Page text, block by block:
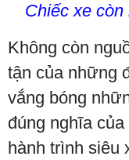
Chiếc xe
Không còn
tận của những
vắng bóng
đúng nghĩa
hành trình siêu